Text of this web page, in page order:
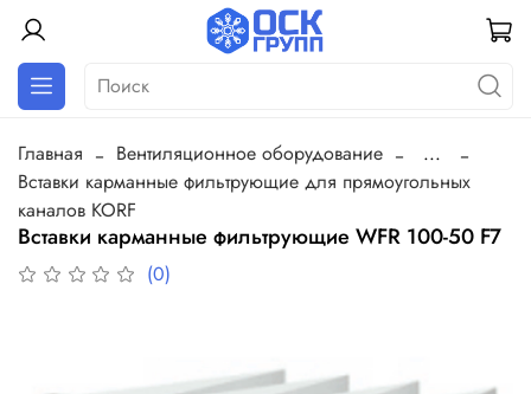
Главная Вентиляционное оборудование
...
Вставки карманные фильтрующие для прямоугольных
каналов KORF
Вставки карманные фильтрующие WFR 100-50 F7
(0)